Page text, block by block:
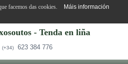
- Tenda en liña
(+34) 623 384 776
facemos das cookies. Máis información